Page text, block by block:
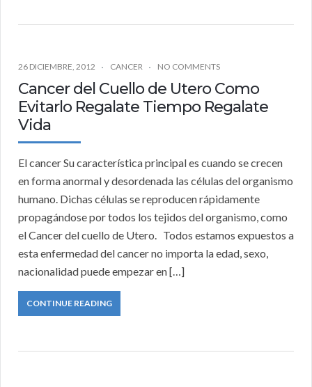
26 DICIEMBRE, 2012 CANCER NO COMMENTS
Cancer del Cuello de Utero Como
Evitarlo Regalate Tiempo Regalate
Vida
El cancer Su característica principal es cuando se crecen
en forma anormal y desordenada las células del organismo
humano. Dichas células se reproducen rápidamente
propagándose por todos los tejidos del organismo, como
el Cancer del cuello de Utero. Todos estamos expuestos a
esta enfermedad del cancer no importa la edad, sexo,
nacionalidad puede empezar en […]
CONTINUE READING